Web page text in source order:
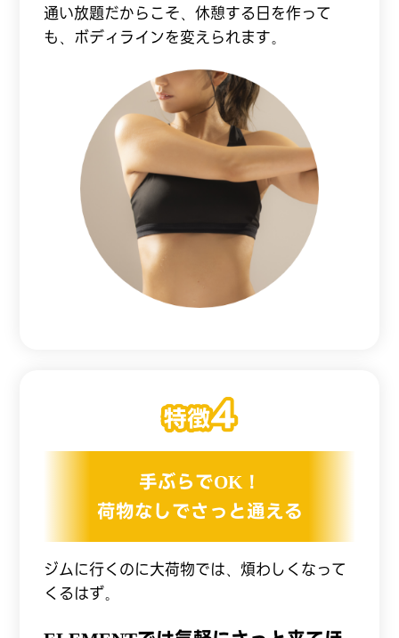
通い放題だからこそ、休憩する日を作って
も、ボディラインを変えられます。
手ぶらでOK！
荷物なしでさっと通える
ジムに行くのに大荷物では、煩わしくなって
くるはず。